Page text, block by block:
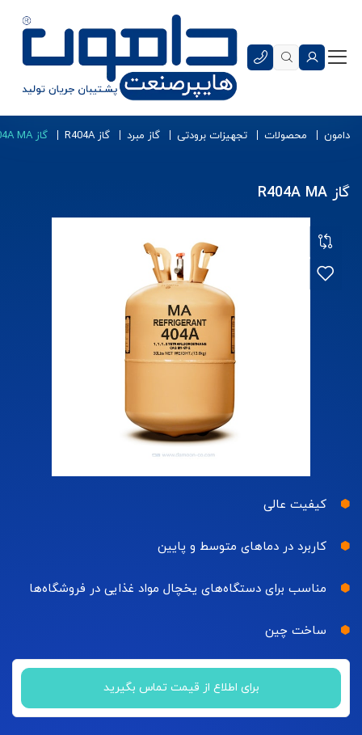
دامون محصولات تجهیزات برودتی گاز مبرد گاز R404A گاز R404A MA
گاز R404A MA
کیفیت عالی
کاربرد در دماهای متوسط و پایین
مناسب برای دستگاه‌های یخچال مواد غذایی در فروشگاه‌ها
ساخت چین
برای اطلاع از قیمت تماس بگیرید